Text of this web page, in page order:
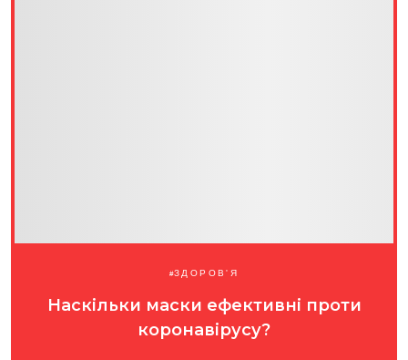
ЗДОРОВ'Я
Наскільки маски ефективні проти
коронавірусу?